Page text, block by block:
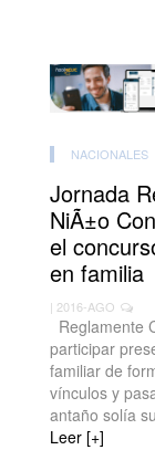
NACIONALES
Jornada
NiÃ±o
el
en familia
| 2016-AGO
Reglamente
participar
familiar de
vínculos y
antaño solía
Leer [+]